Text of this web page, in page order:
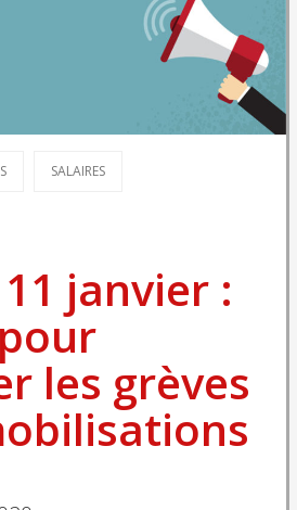
SALAIRES
janvier :
les grèves